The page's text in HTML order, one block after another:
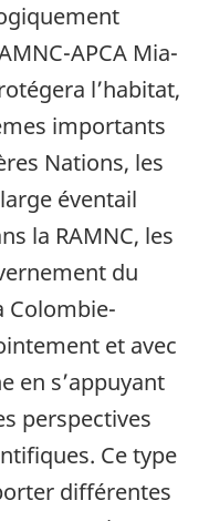
APCA Mia-
l’habitat,
importants
Nations, les
éventail
la RAMNC, les
du
Colombie-
et avec
en s’appuyant
perspectives
Ce type
différentes